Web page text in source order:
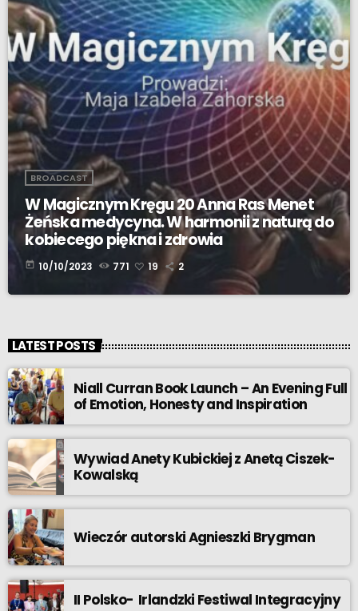
BROADCAST
W Magicznym Kręgu 20 Anna Ras Menet
Żeńska medycyna. W harmonii z naturą do
kobiecego piękna i zdrowia
today 10/10/2023 771 19 2
LATEST POSTS
Niall Curran Book Launch – An Evening Full
of Emotion, Honesty and Inspiration
Wywiad Anety Kubickiej z Anetą Ciszek-
Kowalską
Wieczór autorski Agnieszki Brygman
II Polsko- Irlandzki Festiwal Integracyjny